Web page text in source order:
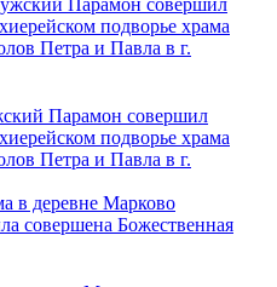
Парамон совершил
подворье храма
Петра и Павла в г.